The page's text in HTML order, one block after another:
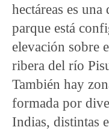
hectáreas es
parque está
elevación sobre
ribera del río
También hay
formada por
Indias, distintas